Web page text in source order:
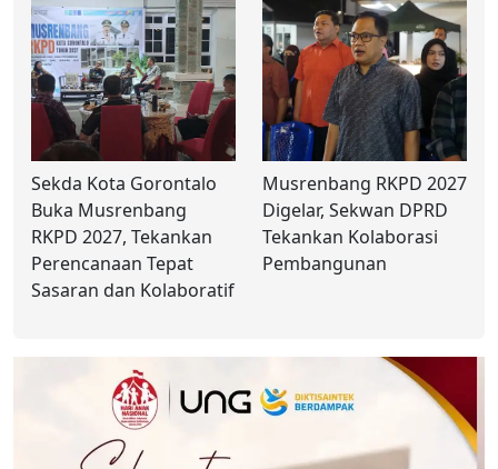
Sekda Kota Gorontalo
Buka Musrenbang
RKPD 2027, Tekankan
Perencanaan Tepat
Sasaran dan Kolaboratif
Musrenbang RKPD 2027
Digelar, Sekwan DPRD
Tekankan Kolaborasi
Pembangunan